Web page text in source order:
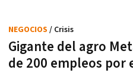
Gigante del agro
de 200 empleos por
NEGOCIOS / Crisis